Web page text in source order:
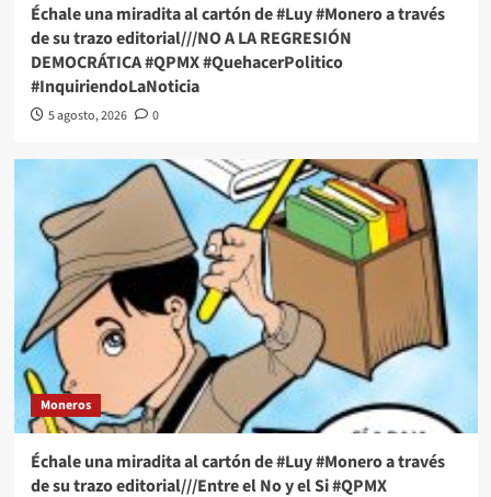
Échale una miradita al cartón de #Luy #Monero a través
de su trazo editorial///NO A LA REGRESIÓN
DEMOCRÁTICA #QPMX #QuehacerPolitico
#InquiriendoLaNoticia
5 agosto, 2026 0
Moneros
Échale una miradita al cartón de #Luy #Monero a través
de su trazo editorial///Entre el No y el Si #QPMX